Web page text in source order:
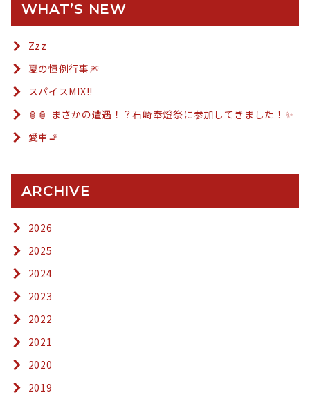
WHAT’S NEW
Zzz
夏の恒例行事🎆
スパイスMIX!!
🏮🏮 まさかの遭遇！？石崎奉燈祭に参加してきました！✨
愛車🚬
ARCHIVE
2026
2025
2024
2023
2022
2021
2020
2019